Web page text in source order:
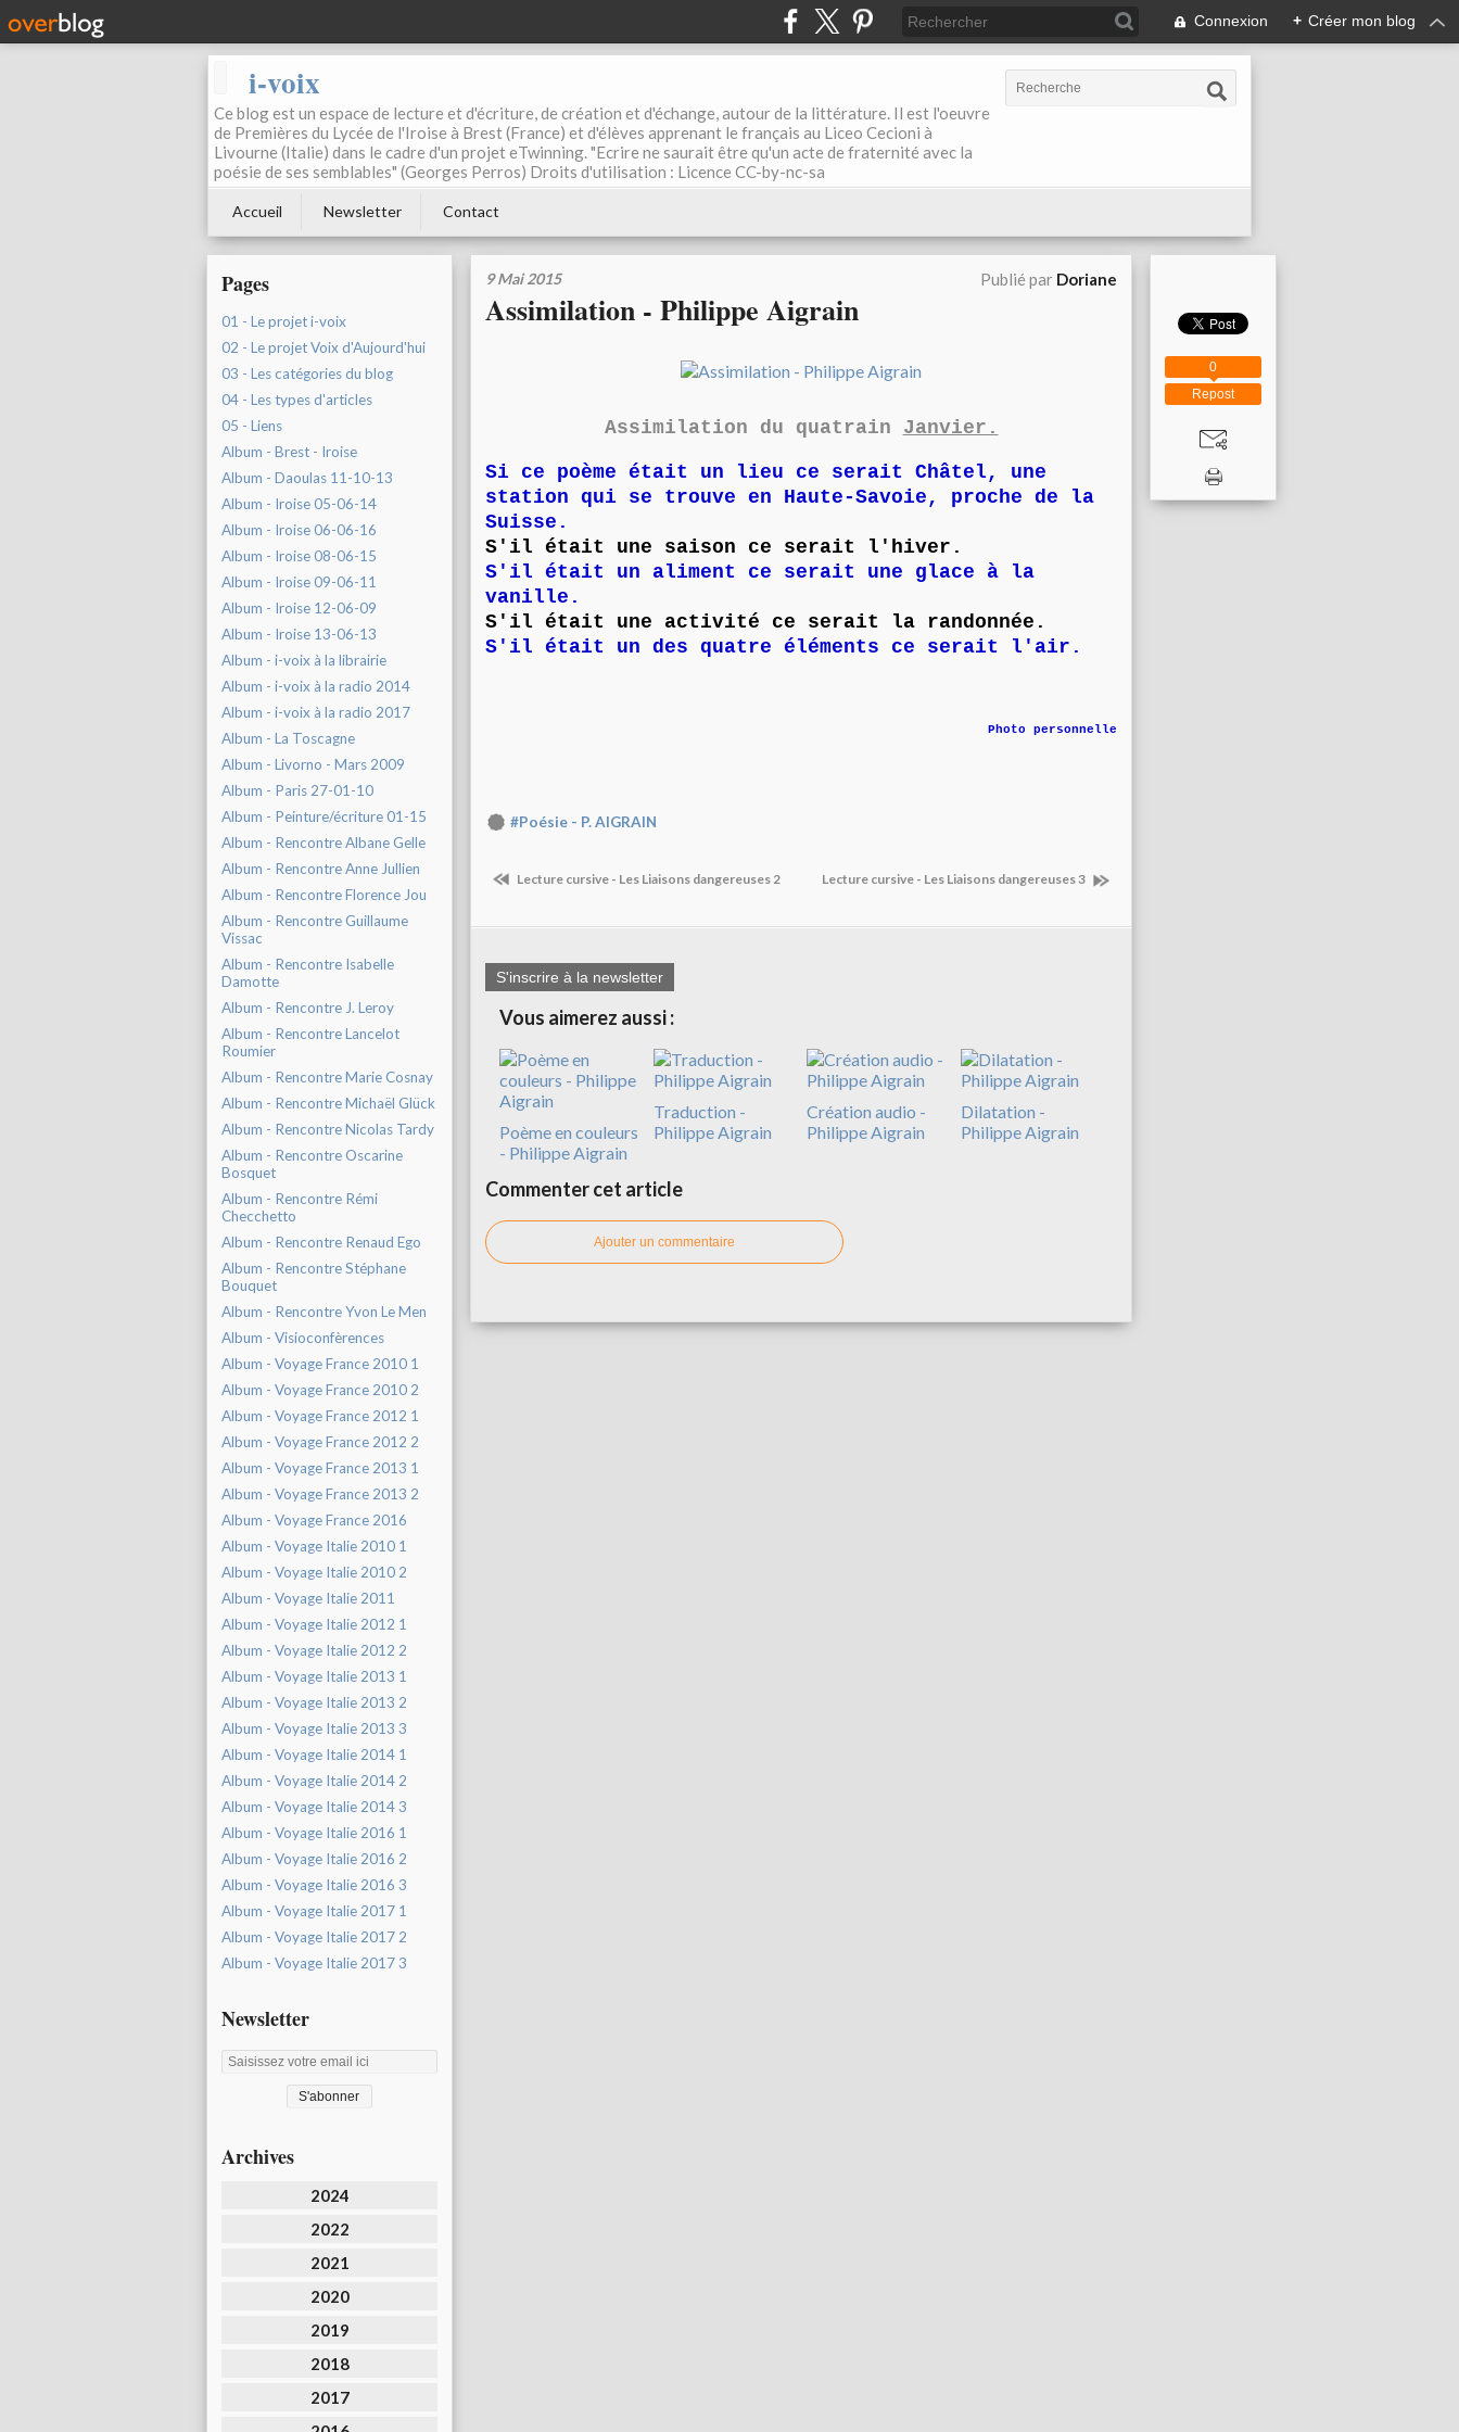
Connexion + Créer mon blog
i-voix
Ce blog est un espace de lecture et d'écriture, de création et d'échange, autour de la littérature. Il est l'oeuvre
de Premières du Lycée de l'Iroise à Brest (France) et d'élèves apprenant le français au Liceo Cecioni à
Livourne (Italie) dans le cadre d'un projet eTwinning. "Ecrire ne saurait être qu'un acte de fraternité avec la
poésie de ses semblables" (Georges Perros) Droits d'utilisation : Licence CC-by-nc-sa
Accueil Newsletter Contact
Pages
01 - Le projet i-voix
02 - Le projet Voix d'Aujourd'hui
03 - Les catégories du blog
04 - Les types d'articles
05 - Liens
Album - Brest - Iroise
Album - Daoulas 11-10-13
Album - Iroise 05-06-14
Album - Iroise 06-06-16
Album - Iroise 08-06-15
Album - Iroise 09-06-11
Album - Iroise 12-06-09
Album - Iroise 13-06-13
Album - i-voix à la librairie
Album - i-voix à la radio 2014
Album - i-voix à la radio 2017
Album - La Toscagne
Album - Livorno - Mars 2009
Album - Paris 27-01-10
Album - Peinture/écriture 01-15
Album - Rencontre Albane Gelle
Album - Rencontre Anne Jullien
Album - Rencontre Florence Jou
Album - Rencontre Guillaume
Vissac
Album - Rencontre Isabelle
Damotte
Album - Rencontre J. Leroy
Album - Rencontre Lancelot
Roumier
Album - Rencontre Marie Cosnay
Album - Rencontre Michaël Glück
Album - Rencontre Nicolas Tardy
Album - Rencontre Oscarine
Bosquet
Album - Rencontre Rémi
Checchetto
Album - Rencontre Renaud Ego
Album - Rencontre Stéphane
Bouquet
Album - Rencontre Yvon Le Men
Album - Visioconfèrences
Album - Voyage France 2010 1
Album - Voyage France 2010 2
Album - Voyage France 2012 1
Album - Voyage France 2012 2
Album - Voyage France 2013 1
Album - Voyage France 2013 2
Album - Voyage France 2016
Album - Voyage Italie 2010 1
Album - Voyage Italie 2010 2
Album - Voyage Italie 2011
Album - Voyage Italie 2012 1
Album - Voyage Italie 2012 2
Album - Voyage Italie 2013 1
Album - Voyage Italie 2013 2
Album - Voyage Italie 2013 3
Album - Voyage Italie 2014 1
Album - Voyage Italie 2014 2
Album - Voyage Italie 2014 3
Album - Voyage Italie 2016 1
Album - Voyage Italie 2016 2
Album - Voyage Italie 2016 3
Album - Voyage Italie 2017 1
Album - Voyage Italie 2017 2
Album - Voyage Italie 2017 3
Newsletter
Archives
2024
2022
2021
2020
2019
2018
2017
9 Mai 2015 Publié par Doriane
Assimilation - Philippe Aigrain
Assimilation du quatrain Janvier.
Si ce poème était un lieu ce serait Châtel, une
station qui se trouve en Haute-Savoie, proche de la
Suisse.
S'il était une saison ce serait l'hiver.
S'il était un aliment ce serait une glace à la
vanille.
S'il était une activité ce serait la randonnée.
S'il était un des quatre éléments ce serait l'air.
Photo personnelle
#Poésie - P. AIGRAIN
Lecture cursive - Les Liaisons dangereuses 2 Lecture cursive - Les Liaisons dangereuses 3
S'inscrire à la newsletter
Vous aimerez aussi :
Poème en couleurs
- Philippe Aigrain
Traduction -
Philippe Aigrain
Création audio -
Philippe Aigrain
Dilatation -
Philippe Aigrain
Commenter cet article
Ajouter un commentaire
Repost
0